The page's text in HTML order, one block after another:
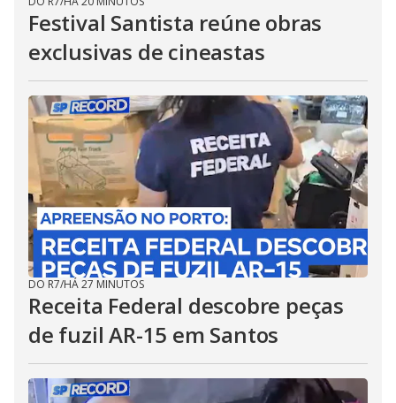
Festival Santista reúne obras
exclusivas de cineastas
DO R7/HÁ 27 MINUTOS
Receita Federal descobre peças
de fuzil AR-15 em Santos